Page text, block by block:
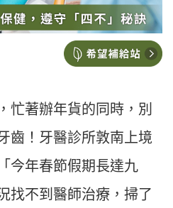
忙著辦年貨的同時，別
齒！牙醫診所敦南上境
今年春節假期長達九
找不到醫師治療，掃了